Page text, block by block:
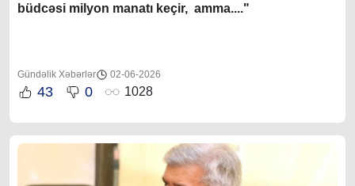
büdcəsi milyon manatı keçir, amma...."
Gündəlik Xəbərlər 02-06-2026
43 0 1028